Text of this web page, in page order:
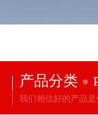
产品分类
我们相信好的产品是